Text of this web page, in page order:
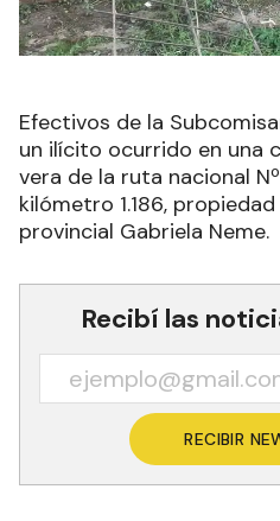
Efectivos de la
un ilícito ocurrido en una
vera de la ruta nacional
kilómetro 1.186,
provincial Gabriela Neme.
Recibí las
RECIBIR